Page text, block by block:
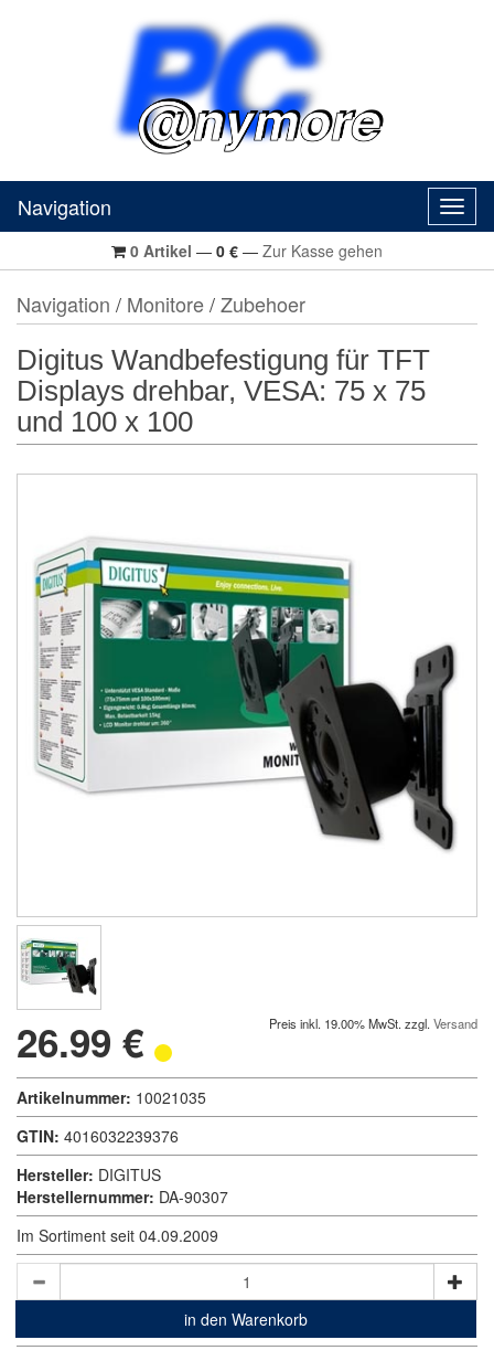
Navigation
0 Artikel — 0 € — Zur Kasse gehen
Navigation / Monitore/Zubehoer
Digitus Wandbefestigung für TFT
Displays drehbar, VESA: 75 x 75
und 100 x 100
26.99 € Preis inkl. 19.00% MwSt. zzgl. Versand
Artikelnummer: 10021035
GTIN: 4016032239376
Hersteller: DIGITUS
Herstellernummer: DA-90307
Im Sortiment seit 04.09.2009
in den Warenkorb